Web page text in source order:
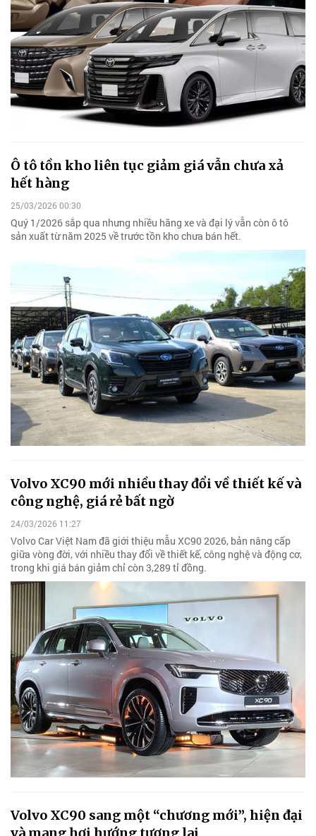
Ô tô tồn kho liên tục giảm giá vẫn chưa xả
hết hàng
25/03/2026 00:30
Quý 1/2026 sắp qua nhưng nhiều hãng xe và đại lý vẫn còn ô tô
sản xuất từ năm 2025 về trước tồn kho chưa bán hết.
Volvo XC90 mới nhiều thay đổi về thiết kế và
công nghệ, giá rẻ bất ngờ
24/03/2026 11:27
Volvo Car Việt Nam đã giới thiệu mẫu XC90 2026, bản nâng cấp
giữa vòng đời, với nhiều thay đổi về thiết kế, công nghệ và động cơ,
trong khi giá bán giảm chỉ còn 3,289 tỉ đồng.
Volvo XC90 sang một “chương mới”, hiện đại